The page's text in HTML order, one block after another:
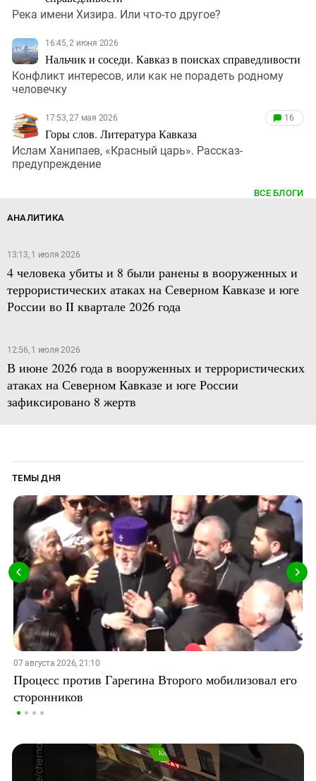
Река имени Хизира. Или что-то другое?
16:45, 2 июня 2026
Нальчик и соседи. Кавказ в поисках справедливости
Конфликт интересов, или как не порадеть родному
человечку
17:53, 27 мая 2026
Горы слов. Литература Кавказа
16
Ислам Ханипаев, «Красный царь». Рассказ-
предупреждение
ВСЕ БЛОГИ
АНАЛИТИКА
13:13, 1 июля 2026
4 человека убиты и 8 были ранены в вооруженных и
террористических атаках на Северном Кавказе и юге
России во II квартале 2026 года
12:56, 1 июля 2026
В июне 2026 года в вооруженных и террористических
атаках на Северном Кавказе и юге России
зафиксировано 8 жертв
ТЕМЫ ДНЯ
07 августа 2026, 21:10
Процесс против Гарегина Второго мобилизовал его
сторонников